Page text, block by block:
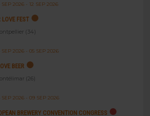
SEP 2026- 12 SEP 2026
LOVE FEST
(34)
SEP 2026- 05 SEP 2026
BEER
(26)
SEP 2026- 09 SEP 2026
BREWERY CONVENTION CONGRESS